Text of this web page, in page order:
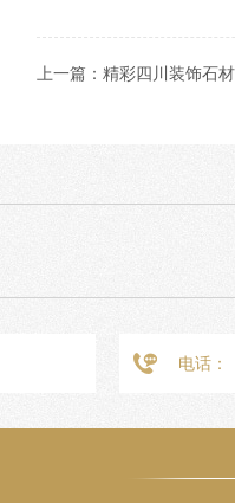
上一篇： 精彩四川装饰石